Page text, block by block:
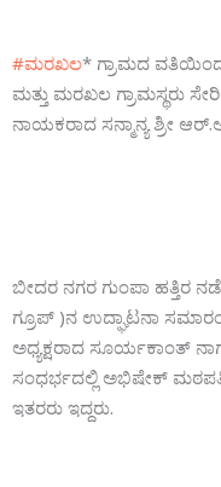
#ಮರಖಲ* ಗ್ರಾಮದ ವತಿಯಿಂದ
ಮತ್ತು ಮರಖಲ ಗ್ರಾಮಸ್ಥರು
ನಾಯಕರಾದ ಸನ್ಮಾನ್ಯ ಶ್ರೀ
ಬೀದರ ನಗರ ಗುಂಪಾ ಹತ್ತಿರ
ಗ್ರೂಪ್ )ನ ಉದ್ಘಾಟನಾ
ಅಧ್ಯಕ್ಷರಾದ ಸೂರ್ಯಕಾಂತ್
ಸಂಧರ್ಭದಲ್ಲಿ ಅಭಿಷೇಕ್
ಇತರರು ಇದ್ದರು.